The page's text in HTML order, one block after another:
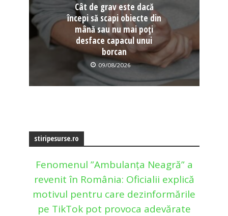
Cât de grav este dacă
începi să scapi obiecte din
mână sau nu mai poți
desface capacul unui
borcan
09/08/2026
stiripesurse.ro
Fenomenul ”Ambulanța Neagră” a
revenit în România: Oficialii explică
motivul pentru care dezinformările
pe TikTok pot provoca adevărate